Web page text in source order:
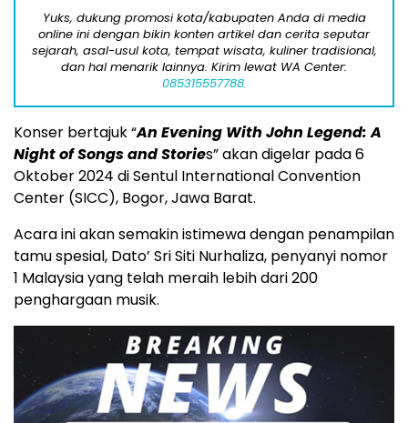
Yuks, dukung promosi kota/kabupaten Anda di media
online ini dengan bikin konten artikel dan cerita seputar
sejarah, asal-usul kota, tempat wisata, kuliner tradisional,
dan hal menarik lainnya. Kirim lewat WA Center:
085315557788.
Konser bertajuk “An Evening With John Legend: A
Night of Songs and Stories” akan digelar pada 6
Oktober 2024 di Sentul International Convention
Center (SICC), Bogor, Jawa Barat.
Acara ini akan semakin istimewa dengan penampilan
tamu spesial, Dato’ Sri Siti Nurhaliza, penyanyi nomor
1 Malaysia yang telah meraih lebih dari 200
penghargaan musik.